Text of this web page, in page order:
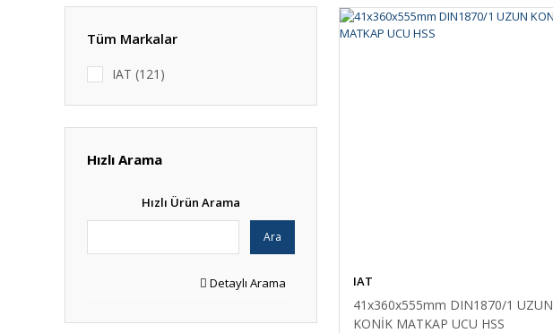
Tüm Markalar
IAT (121)
Hızlı Arama
Hızlı Ürün Arama
Ara
Detaylı Arama IAT
41x360x555mm DIN1870/1 UZUN
KONİK MATKAP UCU HSS